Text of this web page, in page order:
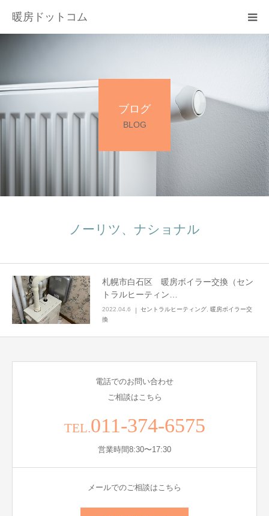
暖房ドットコム
ブログ
BLOG
ノーリツ、ナショナル
札幌市白石区 暖房ボイラー交換（セン
トラルヒーティン…
2022.04.6 セントラルヒーティング 暖房ボイラー交
換
電話でのお問い合わせ
ご相談はこちら
TEL.011-374-6575
営業時間8:30〜17:30
メールでのご相談はこちら
サービス一覧
その他サービス
お問い合わせ